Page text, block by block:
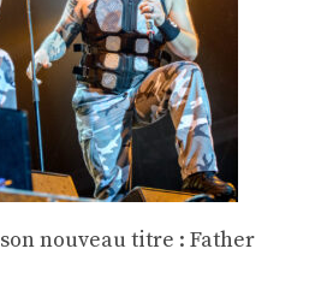
nouveau titre : Father